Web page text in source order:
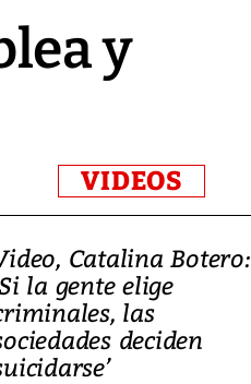
y
VIDEOS
Catalina Botero:
la gente elige
las
deciden